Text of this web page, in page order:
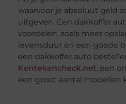
waarvoor je absoluut geld
uitgeven. Een dakkoffer
voordelen, zoals meer
levensduur en een goede
een dakkoffer auto
Kentekencheck.net, een
een groot aantal modellen
.